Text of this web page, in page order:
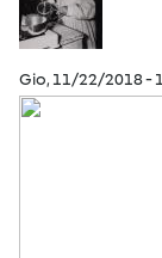
Gio, 11/22/2018 -